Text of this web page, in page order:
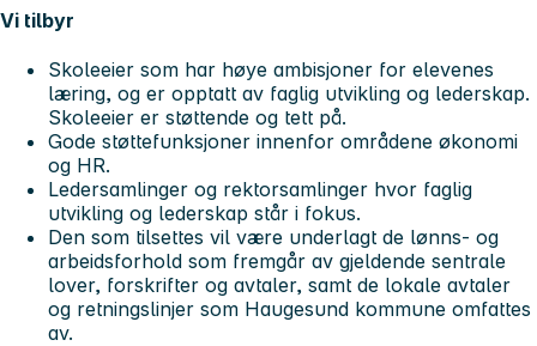
Vi tilbyr
Skoleeier som har høye ambisjoner for elevenes
læring, og er opptatt av faglig utvikling og lederskap.
Skoleeier er støttende og tett på.
Gode støttefunksjoner innenfor områdene økonomi
og HR.
Ledersamlinger og rektorsamlinger hvor faglig
utvikling og lederskap står i fokus.
Den som tilsettes vil være underlagt de lønns- og
arbeidsforhold som fremgår av gjeldende sentrale
lover, forskrifter og avtaler, samt de lokale avtaler
og retningslinjer som Haugesund kommune omfattes
av.